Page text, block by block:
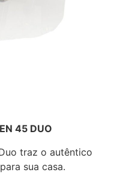
45 DUO
traz o autêntico
sua casa.